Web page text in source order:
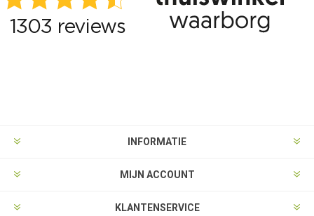
INFORMATIE
MIJN ACCOUNT
KLANTENSERVICE